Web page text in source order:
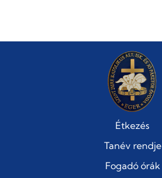
Étkezés
Tanév rendje
Fogadó órák